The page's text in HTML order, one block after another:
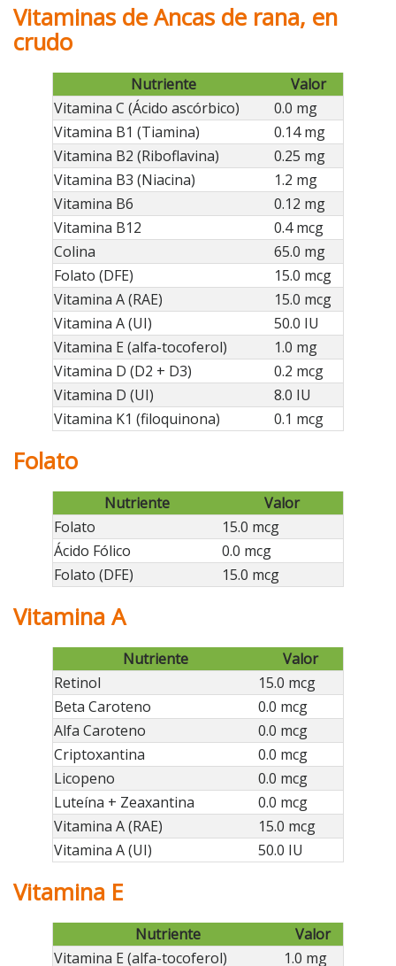
Vitaminas de Ancas de rana, en
crudo
Nutriente
Valor
Vitamina C (Ácido ascórbico)
0.0 mg
Vitamina B1 (Tiamina)
0.14 mg
Vitamina B2 (Riboflavina)
0.25 mg
Vitamina B3 (Niacina)
1.2 mg
Vitamina B6
0.12 mg
Vitamina B12
0.4 mcg
Colina
65.0 mg
Folato (DFE)
15.0 mcg
Vitamina A (RAE)
15.0 mcg
Vitamina A (UI)
50.0 IU
Vitamina E (alfa-tocoferol)
1.0 mg
Vitamina D (D2 + D3)
0.2 mcg
Vitamina D (UI)
8.0 IU
Vitamina K1 (filoquinona)
0.1 mcg
Folato
Nutriente
Valor
Folato
15.0 mcg
Ácido Fólico
0.0 mcg
Folato (DFE)
15.0 mcg
Vitamina A
Nutriente
Valor
Retinol
15.0 mcg
Beta Caroteno
0.0 mcg
Alfa Caroteno
0.0 mcg
Criptoxantina
0.0 mcg
Licopeno
0.0 mcg
Luteína + Zeaxantina
0.0 mcg
Vitamina A (RAE)
15.0 mcg
Vitamina A (UI)
50.0 IU
Vitamina E
Nutriente
Valor
Vitamina E (alfa-tocoferol)
1.0 mg